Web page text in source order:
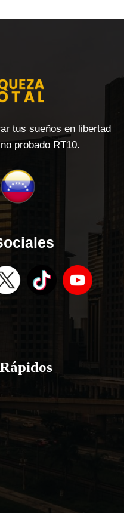
tus sueños en libertad
probado RT10.